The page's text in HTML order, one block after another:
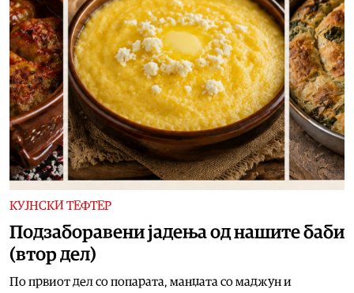
КУЈНСКИ ТЕФТЕР
Подзаборавени јадења од нашите баби
(втор дел)
По првиот дел со попарата, манџата со маджун и